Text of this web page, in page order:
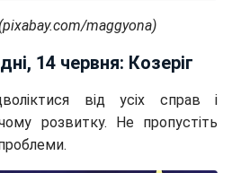
maggyona)
14 червня: Козеріг
від усіх справ і
розвитку. Не пропустіть